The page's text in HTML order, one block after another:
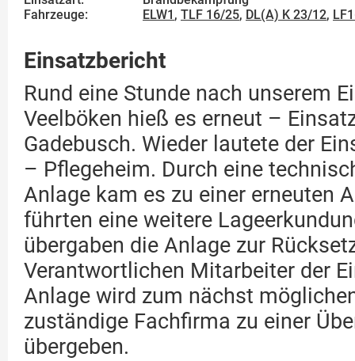
Fahrzeuge:
ELW1 , TLF 16/25, DL(A) K 23/12,
Einsatzbericht
Rund eine Stunde nach unserem
Veelböken hieß es erneut –
Gadebusch. Wieder lautete der
– Pflegeheim. Durch eine
Anlage kam es zu einer erneuten
führten eine weitere
übergaben die Anlage zur
Verantwortlichen Mitarbeiter der
Anlage wird zum nächst
zuständige Fachfirma zu einer
übergeben.